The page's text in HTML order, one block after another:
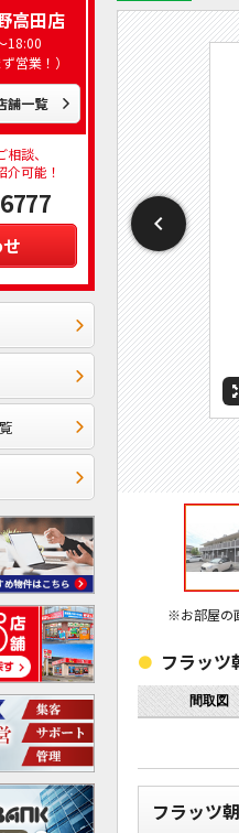
高田店
18:00
営業！）
舗一覧
談、
可能！
※お部屋の
フラッ
間取図
フラッツ